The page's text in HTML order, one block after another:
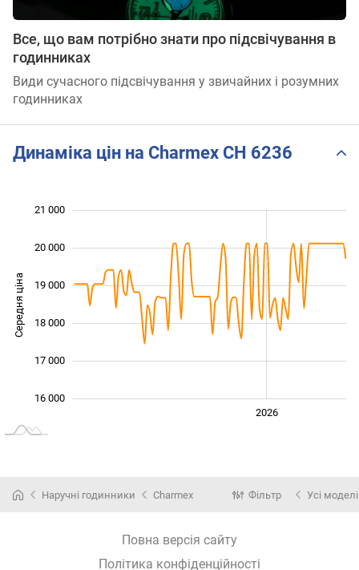
Все, що вам потрібно знати про підсвічування в
годинниках
Види сучасного підсвічування у звичайних і розумних
годинниках
Динаміка цін на Charmex CH 6236
Середня ціна
16 000
17 000
18 000
19 000
20 000
21 000
2026
Наручні годинники Charmex Фільтр Усі моделі
Повна версія сайту
Політика конфіденційності